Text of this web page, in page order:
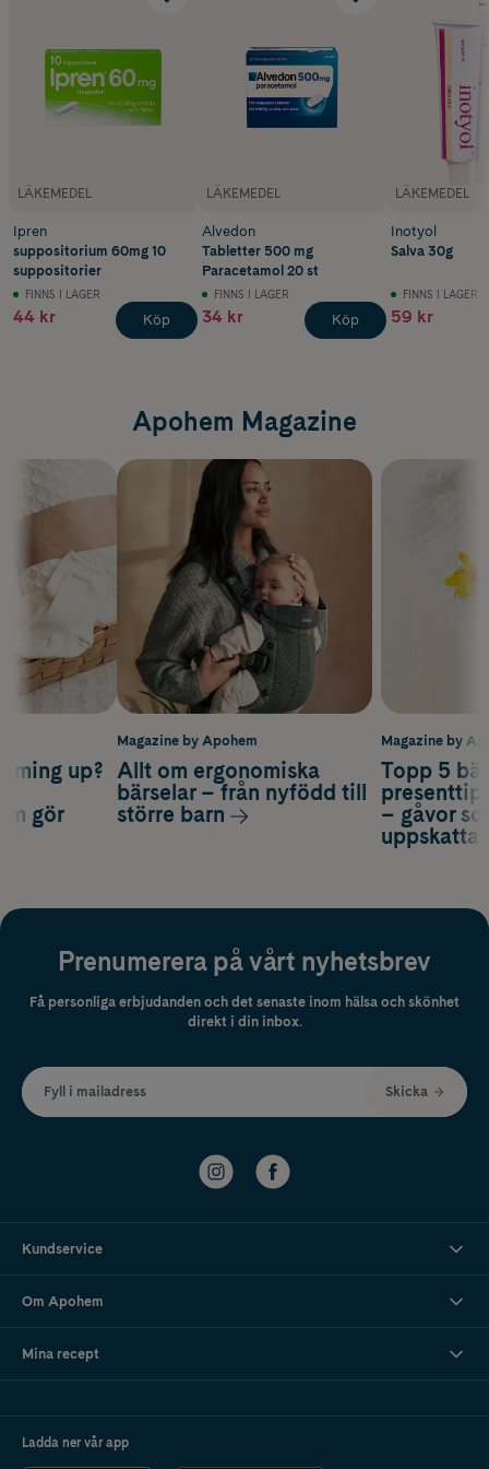
LÄKEMEDEL
Ipren
suppositorium 60mg 10
suppositorier
FINNS I LAGER
44 kr Köp
LÄKEMEDEL
Alvedon
Tabletter 500 mg
Paracetamol 20 st
FINNS I LAGER
34 kr Köp
LÄKEMEDEL
Inotyol
Salva 30g
FINNS I LAGER
59 kr
Apohem Magazine
Magazine by
Topp 5
– gåvor
up?
gör
Magazine by Apohem
Allt om ergonomiska
bärselar – från nyfödd till
större barn
Prenumerera på vårt nyhetsbrev
Få personliga erbjudanden och det senaste inom hälsa och skönhet
direkt i din inbox.
Fyll i mailadress Skicka
Kundservice
Om Apohem
Mina recept
Ladda ner vår app